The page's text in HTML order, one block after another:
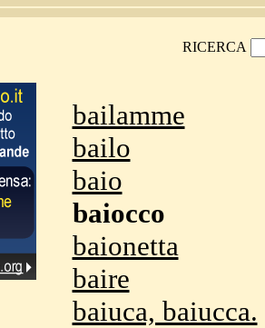
RICERCA
bailamme
bailo
baio
baiocco
baionetta
baire
baiuca, baiucca.